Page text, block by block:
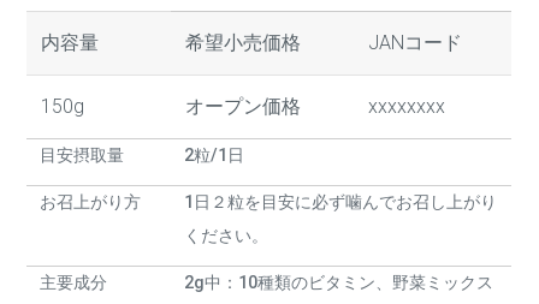
内容量 希望小売価格 JANコード
150g オープン価格 xxxxxxxx
目安摂取量 2粒/1日
お召上がり方
1日２粒を目安に必ず噛んでお召し上がり
ください。
主要成分
2g中：10種類のビタミン、野菜ミックス